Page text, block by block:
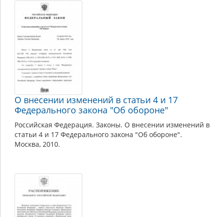
О внесении изменений в статьи 4 и 17
Федерального закона "Об обороне"
Российская Федерация. Законы. О внесении изменений в
статьи 4 и 17 Федерального закона "Об обороне".
Москва, 2010.